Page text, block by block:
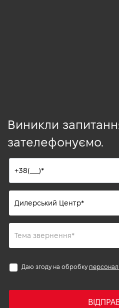
Виникли
зателефонуємо.
Даю згоду на обробку